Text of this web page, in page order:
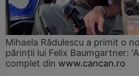
Mihaela Rădulescu a primit o
părinții lui Felix Baumgartner:
complet din www.cancan.ro